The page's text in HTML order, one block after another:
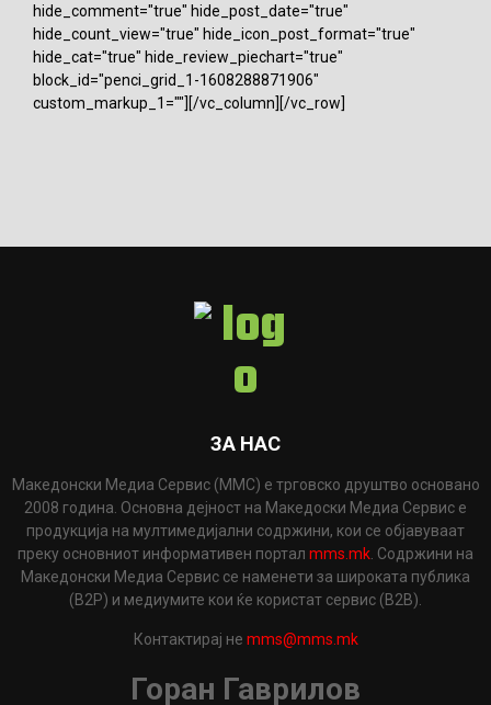
hide_comment="true" hide_post_date="true"
hide_count_view="true" hide_icon_post_format="true"
hide_cat="true" hide_review_piechart="true"
block_id="penci_grid_1-1608288871906"
custom_markup_1=""][/vc_column][/vc_row]
ЗА НАС
Македонски Медиа Сервис (ММС) е трговско друштво основано
2008 година. Основна дејност на Македоски Медиа Сервис е
продукција на мултимедијални содржини, кои се објавуваат
преку основниот информативен портал mms.mk . Содржини на
Македонски Медиа Сервис се наменети за широката публика
(B2P) и медиумите кои ќе користат сервис (B2B).
Контактирај не mms@mms.mk
Горан Гаврилов